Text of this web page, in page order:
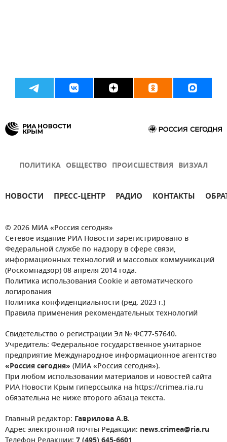
ПОЛИТИКА ОБЩЕСТВО ПРОИСШЕСТВИЯ ВИЗУАЛ
НОВОСТИ ПРЕСС-ЦЕНТР РАДИО КОНТАКТЫ
© 2026 МИА «Россия сегодня»
Сетевое издание РИА Новости зарегистрировано в
Федеральной службе по надзору в сфере связи,
информационных технологий и массовых коммуникаций
(Роскомнадзор) 08 апреля 2014 года.
Политика использования Cookie и автоматического
логирования
Политика конфиденциальности (ред. 2023 г.)
Правила применения рекомендательных технологий
Свидетельство о регистрации Эл № ФС77-57640.
Учредитель: Федеральное государственное унитарное
предприятие Международное информационное агентство
«Россия сегодня» (МИА «Россия сегодня»).
При любом использовании материалов и новостей сайта
РИА Новости Крым гиперссылка на https://crimea.ria.ru
обязательна не ниже второго абзаца текста.
Главный редактор: Гаврилова А.В.
Адрес электронной почты Редакции: news.crimea@ria.ru